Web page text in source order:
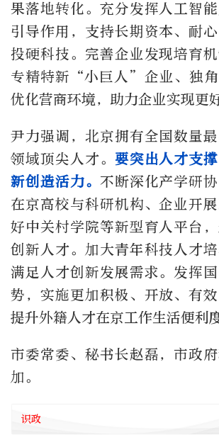
果落地转化。充分发挥人工智
引导作用，支持长期资本、耐
投硬科技。完善企业发现培育
专精特新“小巨人”企业、独角
优化营商环境，助力企业实现更
尹力强调，北京拥有全国数量
领域顶尖人才。 要突出人才支
新创造活力。 不断深化产学研
在京高校与科研机构、企业开
好中关村学院等新型育人平台
创新人才。加大青年科技人才
满足人才创新发展需求。发挥
势，实施更加积极、开放、有效
提升外籍人才在京工作生活便利度
市委常委、秘书长赵磊，市政
加。
识政